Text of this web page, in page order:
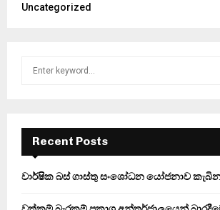
Uncategorized
f
r
Recent Posts
වාර්ෂික බස් ගාස්තු සංශෝධන යෝජනාව